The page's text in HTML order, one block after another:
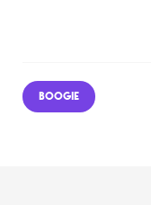
BOOGIE